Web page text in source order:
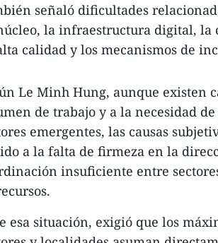
señaló dificultades
la infraestructura digital, la
calidad y los mecanismos de
Le Minh Hung, aunque existen
de trabajo y a la necesidad
emergentes, las causas
a la falta de firmeza en la
insuficiente entre
esa situación, exigió que los